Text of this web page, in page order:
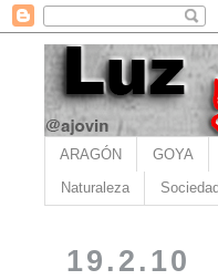
ARAGÓN GOYA
Naturaleza Sociedad
19.2.10